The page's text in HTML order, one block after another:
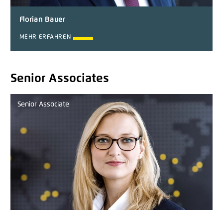
Florian Bauer
MEHR ERFAHREN
Senior Associates
Senior Associate